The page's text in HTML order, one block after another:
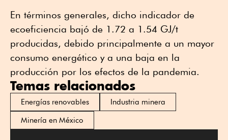
En términos generales, dicho indicador de
ecoeficiencia bajó de 1.72 a 1.54 GJ/t
producidas, debido principalmente a un mayor
consumo energético y a una baja en la
producción por los efectos de la pandemia.
Temas relacionados
Energías renovables
Industria minera
Minería en México